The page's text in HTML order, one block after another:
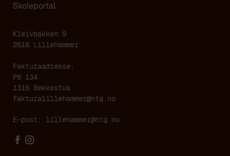
Skoleportal
Kleivbakken 9
2618 Lillehammer
Fakturaadresse:
PB 134
1319 Bekkestua
fakturalillehammer@ntg.no
E-post: lillehammer@ntg.no